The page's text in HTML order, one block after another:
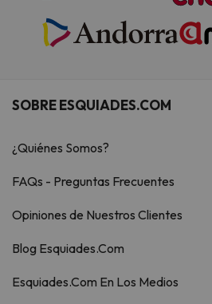
SOBRE ESQUIADES.COM
¿Quiénes Somos?
FAQs - Preguntas Frecuentes
Opiniones de Nuestros Clientes
Blog Esquiades.Com
Esquiades.Com En Los Medios